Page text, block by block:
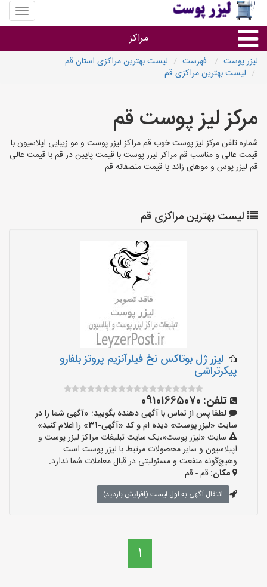
منوی
سایت
پوست
مراکز
استان ها
لیزر پوست فهرست
لیست بهترین مراکزی استان قم
لیست بهترین مراکزی قم
مرکز لیز پوست قم
شماره تلفن مرکز لیز پوست خوب قم مراکز لیزر پوست و مو زیبایی اپلاسیون با
قیمت عالی و مناسب قم مراکز لیزر پوست با قیمت پایین در قم با قیمت عالی
قم لیزر پوس و موهای زائد با قیمت منصفانه قم
لیست بهترین مراکزی قم
لیزر ژل بوتاکس نخ فیلرآنزیم پروتز بلفارو
پیکرتراشی
تلفن: 09101665070
لطفا پس از تماس با آگهی دهنده بگویید: «آگهی شما را در
سایت «لیزر پوست» دیده ام و کد «آگهی-31» را اعلام کنید»
سایت «لیزر پوست»،یک سایت تبلیغات مراکز لیزر پوست و
اپیلاسیون و سایر محصولات مرتبط با لیزر پوست است
وهیچ‌گونه منفعت و مسئولیتی در قبال معاملات شما ندارد.
مکان: قم - قم
انتقال آگهی به اول لیست (افزایش بازدید)
1